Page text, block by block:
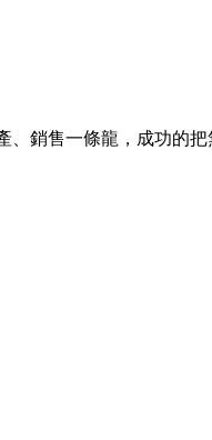
銷售一條龍，成功的